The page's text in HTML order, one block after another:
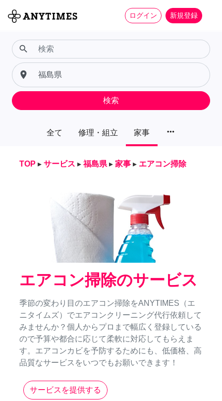
ログイン 新規登録
全て 修理・組立 家事 more_horiz
search
place
検索
TOP ▸ サービス ▸ 福島県 ▸ 家事 ▸ エアコン掃除
エアコン掃除のサービス
季節の変わり目のエアコン掃除をANYTIMES（エ
ニタイムズ）でエアコンクリーニング代行依頼して
みませんか？個人からプロまで幅広く登録している
ので予算や都合に応じて柔軟に対応してもらえま
す。エアコンカビを予防するためにも、低価格、高
品質なサービスをいつでもお願いできます！
サービスを提供する